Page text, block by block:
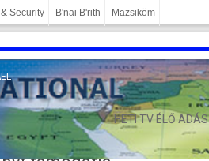
Security B'nai B'rith Mazsiköm
HETI TV ÉLŐ ADÁS